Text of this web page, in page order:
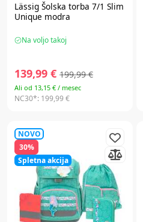
Lässig Šolska torba 7/1 Slim
Unique modra
Na voljo takoj
139,99 € 199,99 €
Ali od 13,15 € / mesec
NC30*: 199,99 €
30%
Spletna akcija
NOVO